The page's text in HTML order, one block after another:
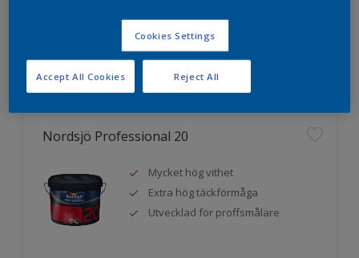
Jämföra
Nordsjö Professional 20
Mycket hög vithet
Extra hög täckförmåga
Utvecklad för proffsmålare
Cookies Settings
Reject All
Accept All Cookies